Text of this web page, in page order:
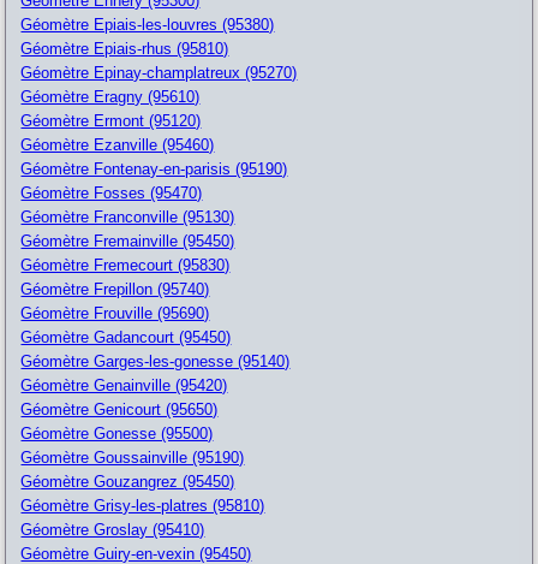
Géomètre Epiais-les-louvres (95380)
Géomètre Epiais-rhus (95810)
Géomètre Epinay-champlatreux (95270)
Géomètre Eragny (95610)
Géomètre Ermont (95120)
Géomètre Ezanville (95460)
Géomètre Fontenay-en-parisis (95190)
Géomètre Fosses (95470)
Géomètre Franconville (95130)
Géomètre Fremainville (95450)
Géomètre Fremecourt (95830)
Géomètre Frepillon (95740)
Géomètre Frouville (95690)
Géomètre Gadancourt (95450)
Géomètre Garges-les-gonesse (95140)
Géomètre Genainville (95420)
Géomètre Genicourt (95650)
Géomètre Gonesse (95500)
Géomètre Goussainville (95190)
Géomètre Gouzangrez (95450)
Géomètre Grisy-les-platres (95810)
Géomètre Groslay (95410)
Géomètre Guiry-en-vexin (95450)